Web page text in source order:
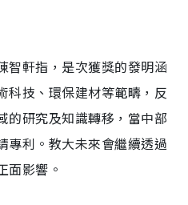
智軒指，是次獲獎的發明涵
科技、環保建材等範疇，反
的研究及知識轉移，當中部
專利。教大未來會繼續透過
面影響。